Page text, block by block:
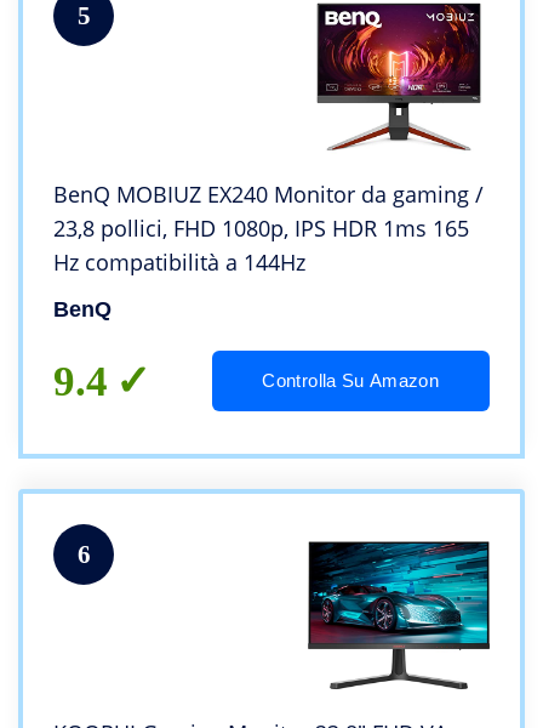
5
BenQ MOBIUZ EX240 Monitor da gaming /
23,8 pollici, FHD 1080p, IPS HDR 1ms 165
Hz compatibilità a 144Hz
BenQ
9.4 Controlla Su Amazon
6